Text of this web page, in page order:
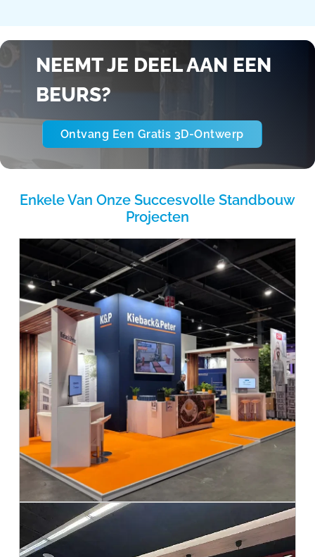
NEEMT JE DEEL AAN EEN
BEURS?
Ontvang Een Gratis 3D-Ontwerp
Enkele Van Onze Succesvolle Standbouw
Projecten